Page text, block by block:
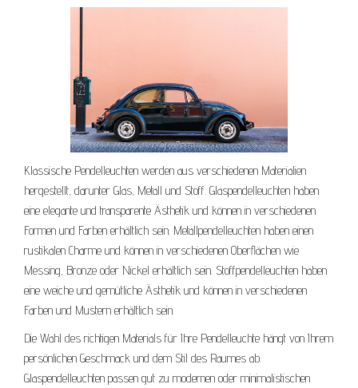
Klassische Pendelleuchten werden aus verschiedenen Materialien
hergestellt, darunter Glas, Metall und Stoff. Glaspendelleuchten haben
eine elegante und transparente Ästhetik und können in verschiedenen
Formen und Farben erhältlich sein. Metallpendelleuchten haben einen
rustikalen Charme und können in verschiedenen Oberflächen wie
Messing, Bronze oder Nickel erhältlich sein. Stoffpendelleuchten haben
eine weiche und gemütliche Ästhetik und können in verschiedenen
Farben und Mustern erhältlich sein.
Die Wahl des richtigen Materials für Ihre Pendelleuchte hängt von Ihrem
persönlichen Geschmack und dem Stil des Raumes ab.
Glaspendelleuchten passen gut zu modernen oder minimalistischen